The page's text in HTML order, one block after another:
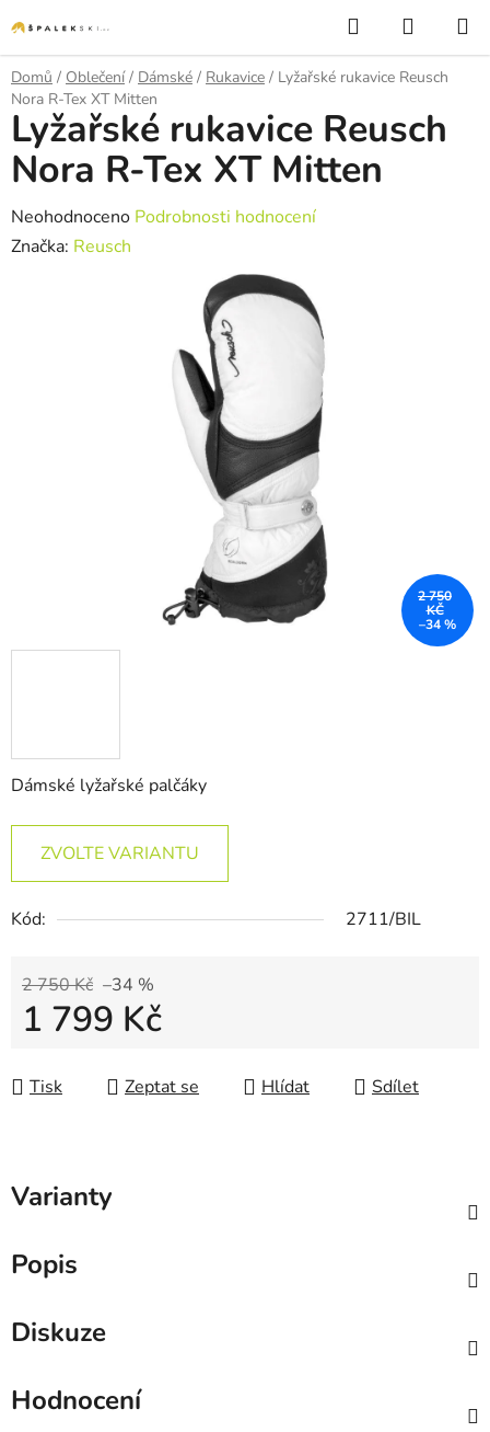
Hledat
Domů / Oblečení / Dámské / Rukavice / Lyžařské rukavice Reusch
Nora R-Tex XT Mitten
Dámské lyžařské palčáky
ZVOLTE VARIANTU
Kód: 2711/BIL
2 750 Kč –34 %
1 799 Kč
Tisk
Zeptat se Hlídat Sdílet
Lyžařské rukavice Reusch
Nora R-Tex XT Mitten
Průměrné hodnocení produktu je 0,0 z 5 hvězdiček.
Neohodnoceno Podrobnosti hodnocení
Značka: Reusch
2 750
KČ
–34 %
Varianty
Popis
Diskuze
Hodnocení